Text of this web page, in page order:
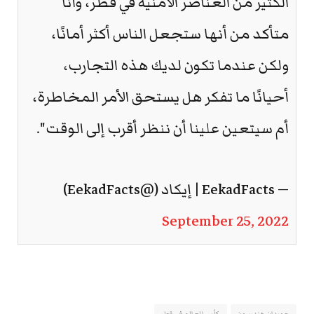
متأكد من أنها ستجعل الناس أكثر أمانًا،
ولكن عندما تكون لديك هذه التجارب،
أحيانًا ما تفكر هل يستحق الأمر المخاطرة،
أم سيتعين علينا أن ننظر أقرب إلى الوقت".
— EekadFacts | إيكاد (@EekadFacts)
September 25, 2022